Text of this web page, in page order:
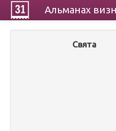
Альманах
Свята